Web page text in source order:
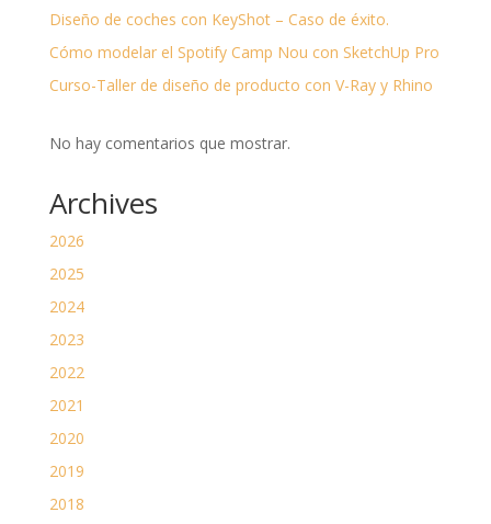
Diseño de coches con KeyShot – Caso de éxito.
Cómo modelar el Spotify Camp Nou con SketchUp Pro
Curso-Taller de diseño de producto con V-Ray y Rhino
No hay comentarios que mostrar.
Archives
2026
2025
2024
2023
2022
2021
2020
2019
2018